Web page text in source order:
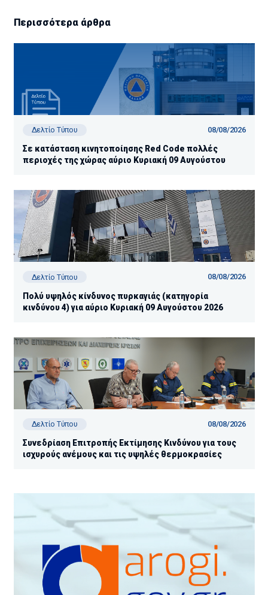
Περισσότερα άρθρα
Δελτίο Τύπου 08/08/2026
Σε κατάσταση κινητοποίησης Red Code πολλές
περιοχές της χώρας αύριο Κυριακή 09 Αυγούστου
Δελτίο Τύπου 08/08/2026
Πολύ υψηλός κίνδυνος πυρκαγιάς (κατηγορία
κινδύνου 4) για αύριο Κυριακή 09 Αυγούστου 2026
Δελτίο Τύπου 08/08/2026
Συνεδρίαση Επιτροπής Εκτίμησης Κινδύνου για τους
ισχυρούς ανέμους και τις υψηλές θερμοκρασίες